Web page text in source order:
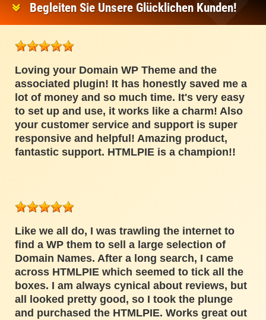
Begleiten Sie Unsere Glücklichen Kunden!
Loving your Domain WP Theme and the
associated plugin! It has honestly saved me a
lot of money and so much time. It's very easy
to set up and use, it works like a charm! Also
your customer service and support is super
responsive and helpful! Amazing product,
fantastic support. HTMLPIE is a champion!!
Like we all do, I was trawling the internet to
find a WP them to sell a large selection of
Domain Names. After a long search, I came
across HTMLPIE which seemed to tick all the
boxes. I am always cynical about reviews, but
all looked pretty good, so I took the plunge
and purchased the HTMLPIE. Works great out